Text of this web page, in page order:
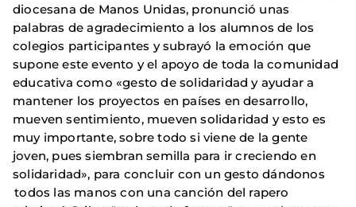
diocesana de Manos Unidas, pronunció unas
palabras de agradecimiento a los alumnos de los
colegios participantes y subrayó la emoción que
supone este evento y el apoyo de toda la comunidad
educativa como «gesto de solidaridad y ayudar a
mantener los proyectos en países en desarrollo,
mueven sentimiento, mueven solidaridad y esto es
muy importante, sobre todo si viene de la gente
joven, pues siembran semilla para ir creciendo en
solidaridad», para concluir con un gesto dándonos
todos las manos con una canción del rapero